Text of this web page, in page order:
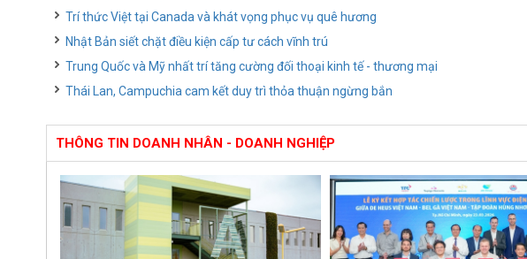
Trí thức Việt tại Canada và khát vọng phục vụ quê hương
Nhật Bản siết chặt điều kiện cấp tư cách vĩnh trú
Trung Quốc và Mỹ nhất trí tăng cường đối thoại kinh tế - thương mại
Thái Lan, Campuchia cam kết duy trì thỏa thuận ngừng bắn
THÔNG TIN DOANH NHÂN - DOANH NGHIỆP